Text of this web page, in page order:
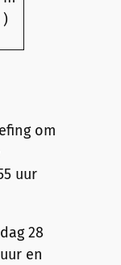
)
om
uur
28
en